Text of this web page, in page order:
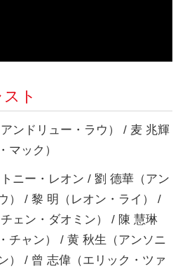
ト
ンドリュー・ラウ） / 麦 兆輝
マック）
ニー・レオン / 劉 德華（アン
） / 黎 明（レオン・ライ） /
ェン・ダオミン） / 陳 慧琳
チャン） / 黄 秋生（アンソニ
） / 曾 志偉（エリック・ツァ